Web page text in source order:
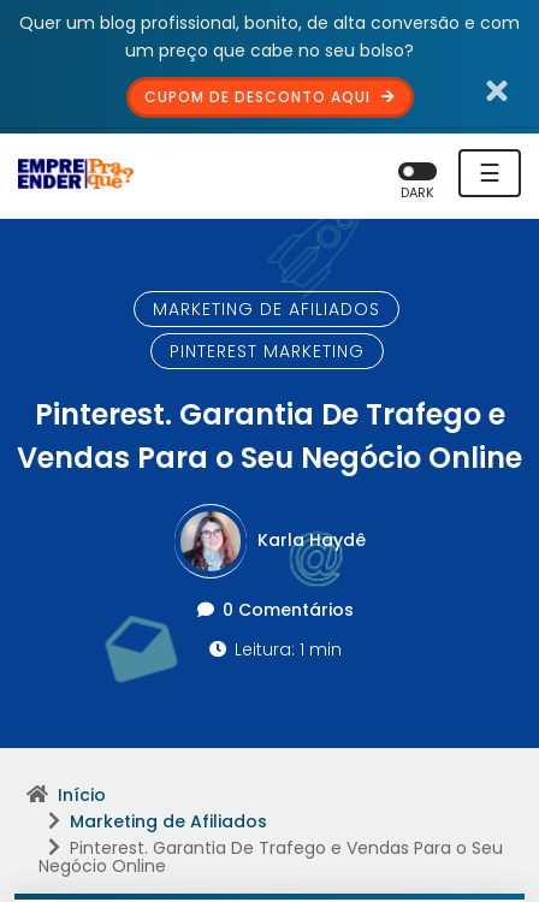
Quer um blog profissional, bonito, de alta conversão e com
um preço que cabe no seu bolso?
CUPOM DE DESCONTO AQUI
☰
DARK
MARKETING DE AFILIADOS
PINTEREST MARKETING
Pinterest. Garantia De Trafego e
Vendas Para o Seu Negócio Online
Karla Haydê
0 Comentários
Leitura: 1 min
Início
Marketing de Afiliados
Pinterest. Garantia De Trafego e Vendas Para o Seu
Negócio Online